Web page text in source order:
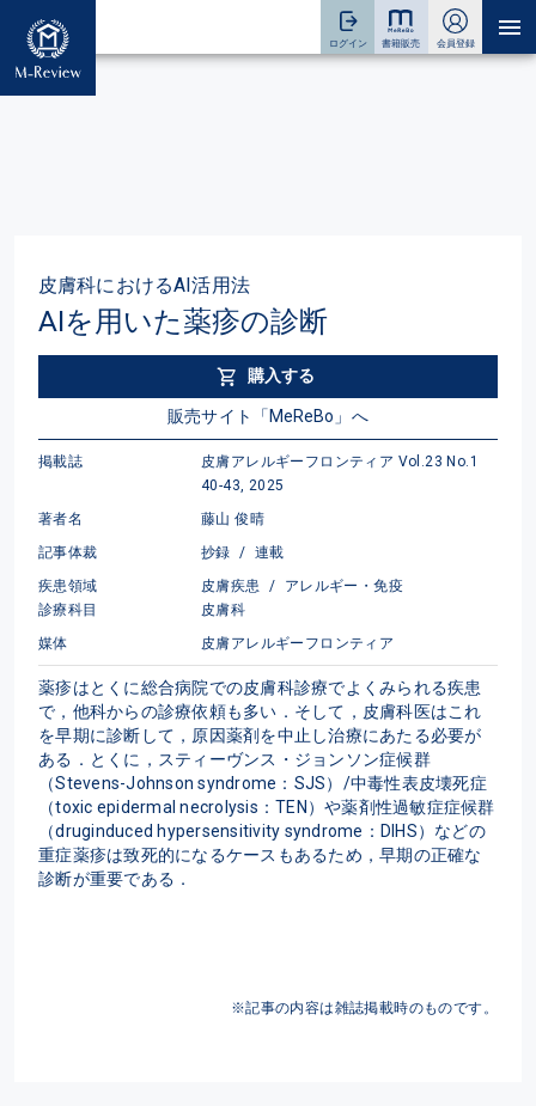
皮膚科におけるAI活用法
AIを用いた薬疹の診断
購入する
販売サイト「MeReBo」へ
掲載誌
皮膚アレルギーフロンティア Vol.23 No.1
40-43, 2025
著者名
藤山 俊晴
記事体裁
抄録 / 連載
疾患領域
皮膚疾患 /
アレルギー・免疫
診療科目
皮膚科
媒体
皮膚アレルギーフロンティア
薬疹はとくに総合病院での皮膚科診療でよくみられる疾患
で，他科からの診療依頼も多い．そして，皮膚科医はこれ
を早期に診断して，原因薬剤を中止し治療にあたる必要が
ある．とくに，スティーヴンス・ジョンソン症候群
（Stevens-Johnson syndrome：SJS）/中毒性表皮壊死症
（toxic epidermal necrolysis：TEN）や薬剤性過敏症症候群
（druginduced hypersensitivity syndrome：DIHS）などの
重症薬疹は致死的になるケースもあるため，早期の正確な
診断が重要である．
※記事の内容は雑誌掲載時のものです。